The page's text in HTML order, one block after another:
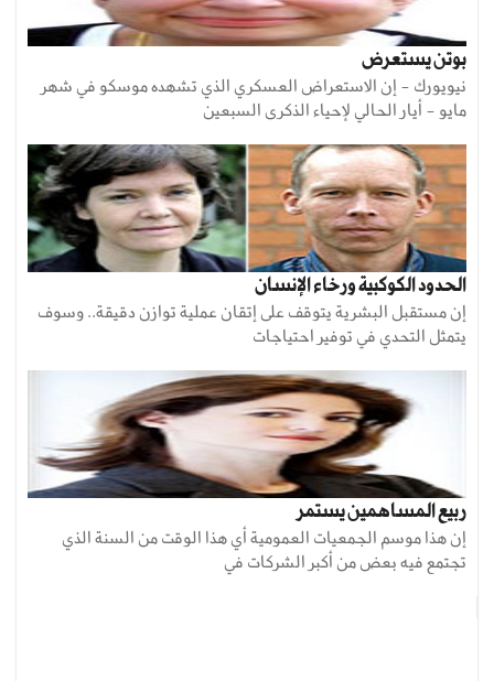
بوتن يستعرض
نيويورك - إن الاستعراض العسكري الذي تشهده موسكو في شهر
مايو - أيار الحالي لإحياء الذكرى السبعين
الحدود الكوكبية ورخاء الإنسان
إن مستقبل البشرية يتوقف على إتقان عملية توازن دقيقة.. وسوف
يتمثل التحدي في توفير احتياجات
ربيع المساهمين يستمر
إن هذا موسم الجمعيات العمومية أي هذا الوقت من السنة الذي
تجتمع فيه بعض من أكبر الشركات في